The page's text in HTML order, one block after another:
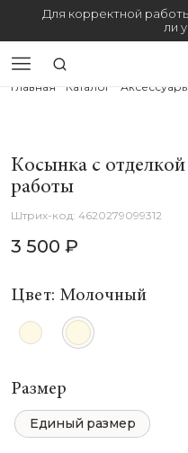
Для корректной
ли
Главная Каталог Аксессуары
Косынка с
работы
4620279099312
3 500 ₽
Цвет: Молочный
Размер
Единый размер